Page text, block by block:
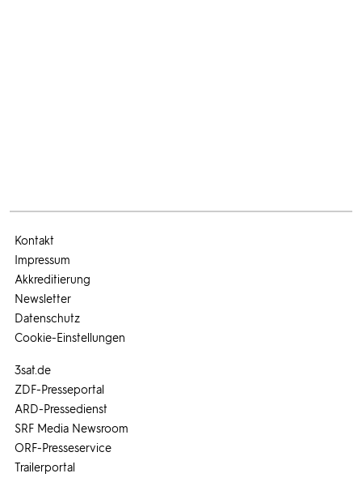
3sat.de
ZDF-Presseportal
ARD-Pressedienst
SRF Media Newsroom
ORF-Presseservice
Trailerportal
Kontakt
Impressum
Akkreditierung
Newsletter
Datenschutz
Cookie-Einstellungen